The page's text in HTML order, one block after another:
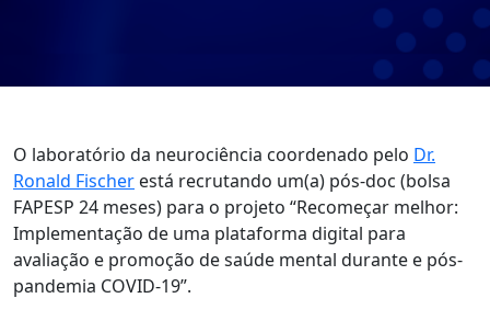
O laboratório da neurociência coordenado pelo Dr.
Ronald Fischer está recrutando um(a) pós-doc (bolsa
FAPESP 24 meses) para o projeto “Recomeçar melhor:
Implementação de uma plataforma digital para
avaliação e promoção de saúde mental durante e pós-
pandemia COVID-19”.